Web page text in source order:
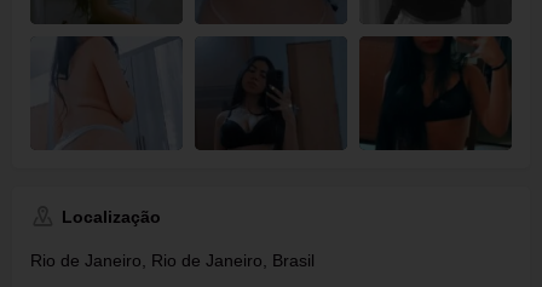
Localização
Rio de Janeiro, Rio de Janeiro, Brasil